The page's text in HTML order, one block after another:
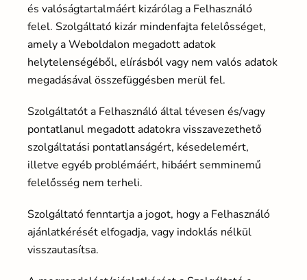
és valóságtartalmáért kizárólag a Felhasználó
felel. Szolgáltató kizár mindenfajta felelősséget,
amely a Weboldalon megadott adatok
helytelenségéből, elírásból vagy nem valós adatok
megadásával összefüggésben merül fel.
Szolgáltatót a Felhasználó által tévesen és/vagy
pontatlanul megadott adatokra visszavezethető
szolgáltatási pontatlanságért, késedelemért,
illetve egyéb problémáért, hibáért semminemű
felelősség nem terheli.
Szolgáltató fenntartja a jogot, hogy a Felhasználó
ajánlatkérését elfogadja, vagy indoklás nélkül
visszautasítsa.